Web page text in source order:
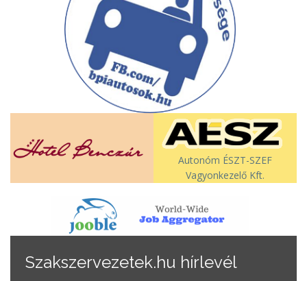
Autonóm ÉSZT-SZEF
Vagyonkezelő Kft.
Szakszervezetek.hu hírlevél